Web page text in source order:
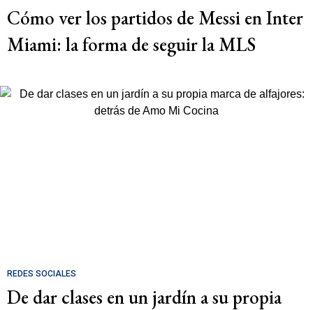
Cómo ver los partidos de Messi en Inter
Miami: la forma de seguir la MLS
REDES SOCIALES
De dar clases en un jardín a su propia